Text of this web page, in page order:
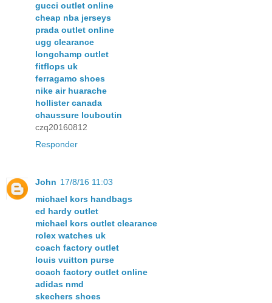
gucci outlet online
cheap nba jerseys
prada outlet online
ugg clearance
longchamp outlet
fitflops uk
ferragamo shoes
nike air huarache
hollister canada
chaussure louboutin
czq20160812
Responder
John 17/8/16 11:03
michael kors handbags
ed hardy outlet
michael kors outlet clearance
rolex watches uk
coach factory outlet
louis vuitton purse
coach factory outlet online
adidas nmd
skechers shoes